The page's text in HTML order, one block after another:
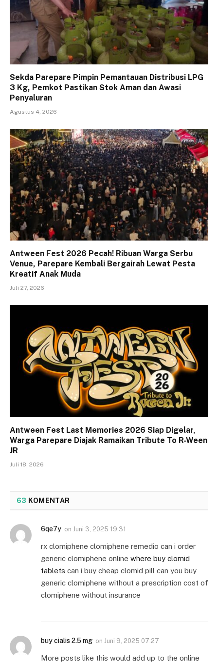
Sekda Parepare Pimpin Pemantauan Distribusi LPG
3 Kg, Pemkot Pastikan Stok Aman dan Awasi
Penyaluran
Agustus 4, 2026
Antween Fest 2026 Pecah! Ribuan Warga Serbu
Venue, Parepare Kembali Bergairah Lewat Pesta
Kreatif Anak Muda
Juli 27, 2026
Antween Fest Last Memories 2026 Siap Digelar,
Warga Parepare Diajak Ramaikan Tribute To R-Ween
JR
Juli 18, 2026
63 KOMENTAR
6qe7y on Juni 3, 2025 19:31
rx clomiphene clomiphene remedio can i order
generic clomiphene online where buy clomid
tablets can i buy cheap clomid pill can you buy
generic clomiphene without a prescription cost of
clomiphene without insurance
buy cialis 2.5 mg on Juni 9, 2025 07:27
More posts like this would add up to the online